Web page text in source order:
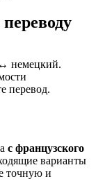
немецкий.
перевод.
с французского
варианты
точную и